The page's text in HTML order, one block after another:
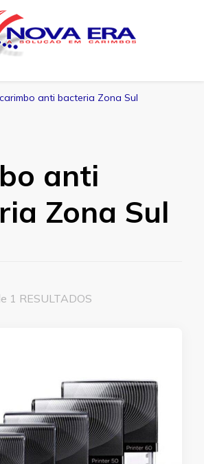
carimbo anti bacteria Zona Sul
anti
Zona Sul
1 RESULTADOS